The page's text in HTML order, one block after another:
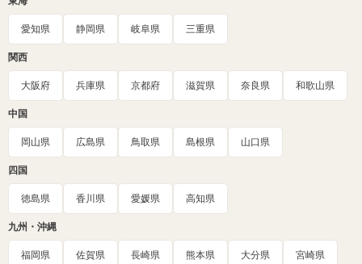
愛知県 静岡県 岐阜県 三重県
関西
大阪府 兵庫県 京都府 滋賀県 奈良県 和歌山県
中国
岡山県 広島県 鳥取県 島根県 山口県
四国
徳島県 香川県 愛媛県 高知県
九州・沖縄
福岡県 佐賀県 長崎県 熊本県 大分県 宮崎県